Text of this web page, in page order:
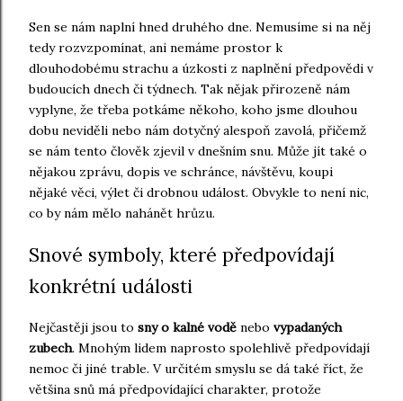
Sen se nám naplní hned druhého dne. Nemusíme si na něj
tedy rozvzpomínat, ani nemáme prostor k
dlouhodobému strachu a úzkosti z naplnění předpovědi v
budoucích dnech či týdnech. Tak nějak přirozeně nám
vyplyne, že třeba potkáme někoho, koho jsme dlouhou
dobu neviděli nebo nám dotyčný alespoň zavolá, přičemž
se nám tento člověk zjevil v dnešním snu. Může jít také o
nějakou zprávu, dopis ve schránce, návštěvu, koupi
nějaké věci, výlet či drobnou událost. Obvykle to není nic,
co by nám mělo nahánět hrůzu.
Snové symboly, které předpovídají
konkrétní události
Nejčastěji jsou to sny o kalné vodě nebo vypadaných
zubech. Mnohým lidem naprosto spolehlivě předpovídají
nemoc či jiné trable. V určitém smyslu se dá také říct, že
většina snů má předpovídající charakter, protože